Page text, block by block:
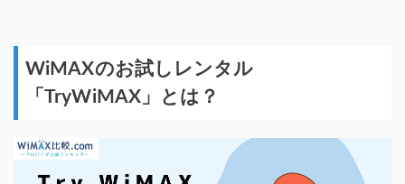
WiMAXのお試しレンタル
「TryWiMAX」とは？